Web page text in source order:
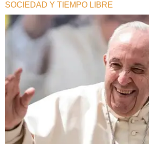
SOCIEDAD Y TIEMPO LIBRE